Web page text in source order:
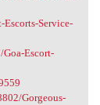
Service-
Escort-
Gorgeous-